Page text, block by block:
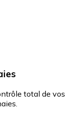
total de vos